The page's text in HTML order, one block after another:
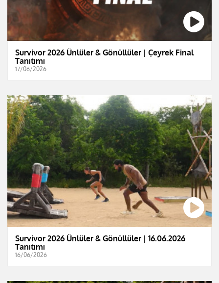
Survivor 2026 Ünlüler & Gönüllüler | Çeyrek Final
Tanıtımı
17/06/2026
Survivor 2026 Ünlüler & Gönüllüler | 16.06.2026
Tanıtımı
16/06/2026